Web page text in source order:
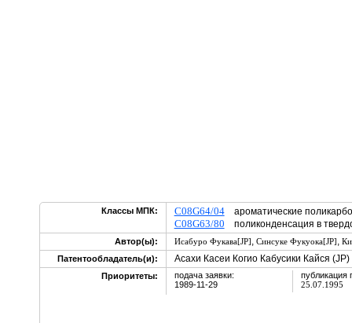
Классы МПК: C08G64/04ароматические
C08G63/80 поликонденсация в
Автор(ы): Исабуро Фукава[JP], Синсуке Фукуока[JP],
Патентообладатель(и):
Асахи Касеи Когио Кабусики Кайся (JP)
Приоритеты:
подача заявки:
1989-11-29
публикация
25.07.1995